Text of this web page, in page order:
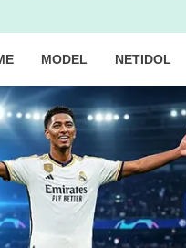
MODEL NETIDOL